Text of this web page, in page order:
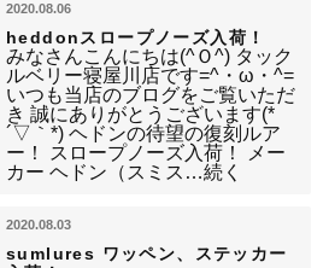
2020.08.06
heddonスロープノーズ入荷！
みなさんこんにちは(^Ｏ^) タック
ルベリー寝屋川店です=^・ω・^=
いつも当店のブログをご覧いただ
き 誠にありがとうございます(*
´▽｀*) ヘドンの待望の復刻ルア
ー！ スロープノーズ入荷！ メー
カー ヘドン（スミス…続く
2020.08.03
sumlures ワッペン、ステッカー